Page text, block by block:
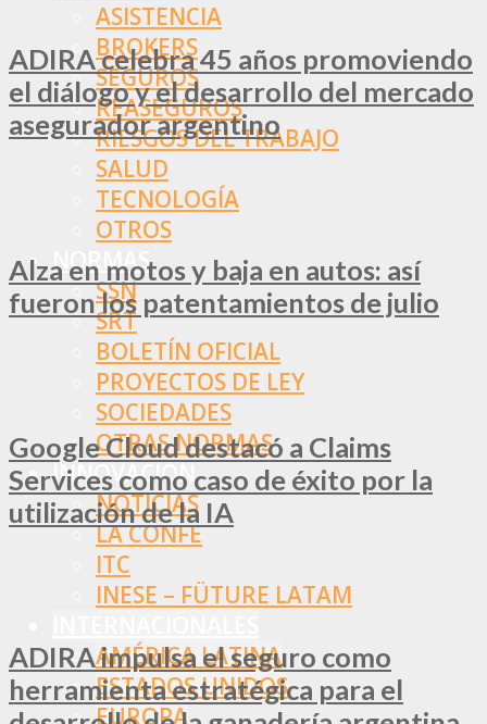
ASISTENCIA
BROKERS
SEGUROS
REASEGUROS
RIESGOS DEL TRABAJO
SALUD
TECNOLOGÍA
OTROS
NORMAS
SSN
SRT
BOLETÍN OFICIAL
PROYECTOS DE LEY
SOCIEDADES
OTRAS NORMAS
INNOVACIÓN
NOTICIAS
LA CONFE
ITC
INESE – FÜTURE LATAM
AMÉRICA LATINA
ESTADOS UNIDOS
EUROPA
ADIRA celebra 45 años promoviendo
el diálogo y el desarrollo del mercado
asegurador argentino
Alza en motos y baja en autos: así
fueron los patentamientos de julio
Google Cloud destacó a Claims
Services como caso de éxito por la
utilización de la IA
ADIRA impulsa el seguro como
herramienta estratégica para el